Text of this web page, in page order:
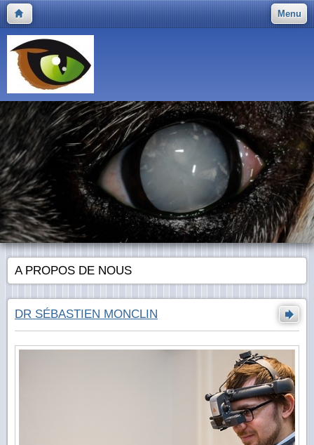
Menu
A PROPOS DE NOUS
DR SÉBASTIEN MONCLIN